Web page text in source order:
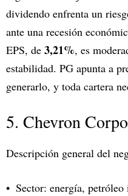
dividendo enfrenta un
ante una recesión
EPS, de 3,21%, es
estabilidad. PG apunta a
generarlo, y toda cartera
5. Chevron
Descripción general del
Sector: energía, petróleo